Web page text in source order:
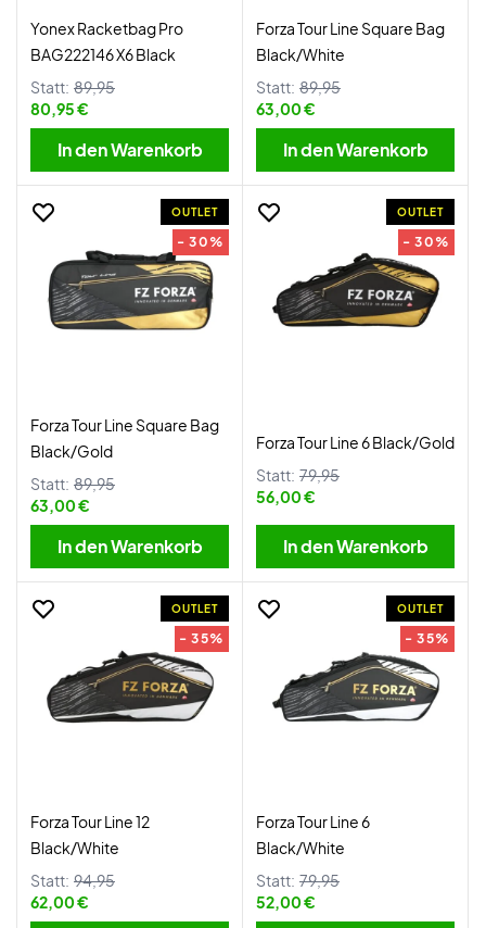
Yonex Racketbag Pro
BAG222146 X6 Black
Statt: 89,95
80,95 €
In den Warenkorb
Forza Tour Line Square Bag
Black/White
Statt: 89,95
63,00 €
In den Warenkorb
OUTLET
- 30%
Forza Tour Line Square Bag
Black/Gold
Statt: 89,95
63,00 €
In den Warenkorb
OUTLET
- 30%
Forza Tour Line 6 Black/Gold
Statt: 79,95
56,00 €
In den Warenkorb
OUTLET
- 35%
Forza Tour Line 12
Black/White
Statt: 94,95
62,00 €
OUTLET
- 35%
Forza Tour Line 6
Black/White
Statt: 79,95
52,00 €